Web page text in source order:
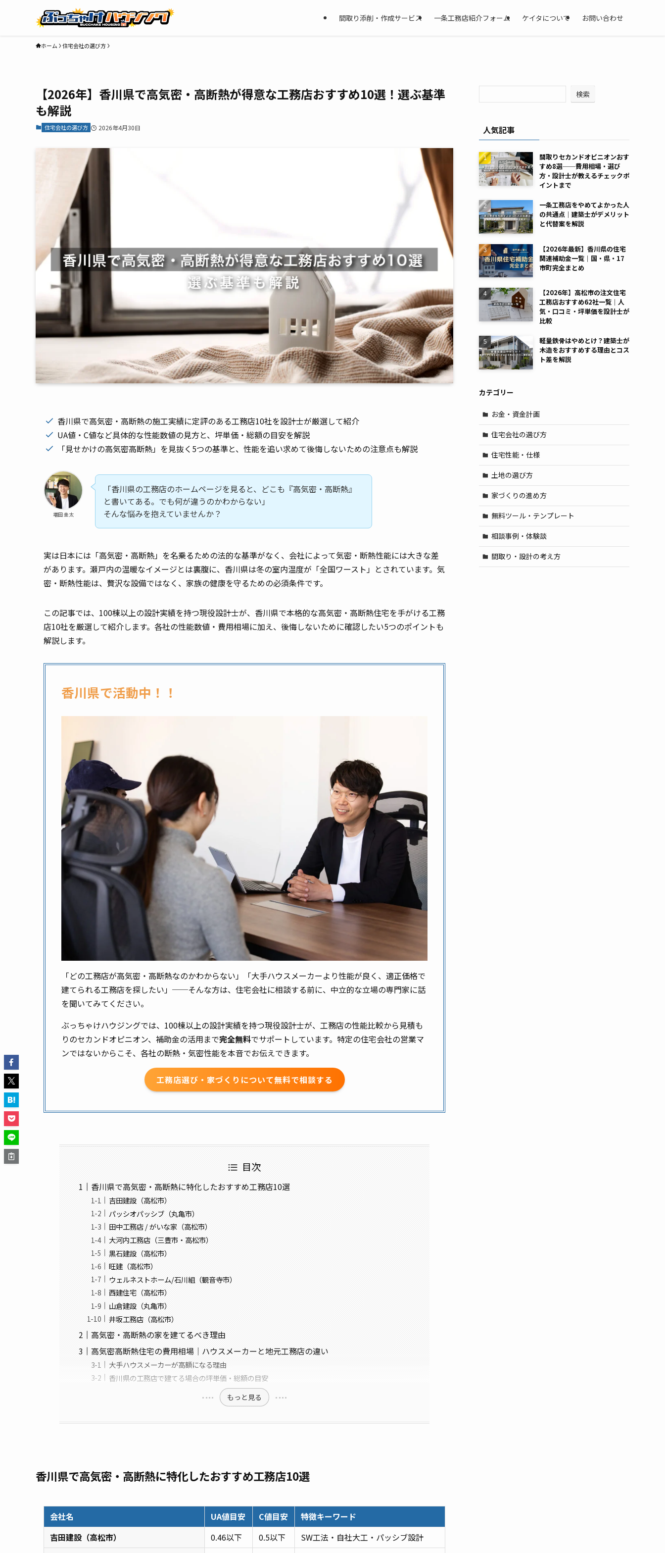
間取り添削・作成サービス 一条工務店紹介フォーム ケイタについて お問い合わせ
ホーム 住宅会社の選び方
【2026年】香川県で高気密・高断熱が得意な工務店おすすめ10選！選ぶ基準
も解説
住宅会社の選び方 2026年4月30日
香川県で高気密・高断熱の施工実績に定評のある工務店10社を設計士が厳選して紹介
UA値・C値など具体的な性能数値の見方と、坪単価・総額の目安を解説
「見せかけの高気密高断熱」を見抜く5つの基準と、性能を追い求めて後悔しないための注意点も解説
増田 圭太
「香川県の工務店のホームページを見ると、どこも『高気密・高断熱』
と書いてある。でも何が違うのかわからない」
そんな悩みを抱えていませんか？
実は日本には「高気密・高断熱」を名乗るための法的な基準がなく、会社によって気密・断熱性能には大きな差
があります。瀬戸内の温暖なイメージとは裏腹に、香川県は冬の室内温度が「全国ワースト」とされています。気
密・断熱性能は、贅沢な設備ではなく、家族の健康を守るための必須条件です。
この記事では、100棟以上の設計実績を持つ現役設計士が、香川県で本格的な高気密・高断熱住宅を手がける工務
店10社を厳選して紹介します。各社の性能数値・費用相場に加え、後悔しないために確認したい5つのポイントも
解説します。
香川県で活動中！！
「どの工務店が高気密・高断熱なのかわからない」「大手ハウスメーカーより性能が良く、適正価格で
建てられる工務店を探したい」──そんな方は、住宅会社に相談する前に、中立的な立場の専門家に話
を聞いてみてください。
ぶっちゃけハウジングでは、100棟以上の設計実績を持つ現役設計士が、工務店の性能比較から見積も
りのセカンドオピニオン、補助金の活用まで完全無料でサポートしています。特定の住宅会社の営業マ
ンではないからこそ、各社の断熱・気密性能を本音でお伝えできます。
工務店選び・家づくりについて無料で相談する
目次
香川県で高気密・高断熱に特化したおすすめ工務店10選
吉田建設（高松市）
パッシオパッシブ（丸亀市）
田中工務店 / がいな家（高松市）
大河内工務店（三豊市・高松市）
黒石建設（高松市）
旺建（高松市）
ウェルネストホーム/石川組（観音寺市）
西建住宅（高松市）
山倉建設（丸亀市）
井坂工務店（高松市）
高気密・高断熱の家を建てるべき理由
高気密高断熱住宅の費用相場｜ハウスメーカーと地元工務店の違い
大手ハウスメーカーが高額になる理由
香川県の工務店で建てる場合の坪単価・総額の目安
もっと見る
香川県で高気密・高断熱に特化したおすすめ工務店10選
会社名 UA値目安 C値目安
特徴キーワード
吉田建設（高松市）
0.46以下 0.5以下
SW工法・自社大工・パッシブ設計
検索
人気記事
間取りセカンドオピニオンおす
すめ8選──費用相場・選び
方・設計士が教えるチェックポ
イントまで
一条工務店をやめてよかった人
の共通点｜建築士がデメリット
と代替案を解説
【2026年最新】香川県の住宅
関連補助金一覧｜国・県・17
市町完全まとめ
【2026年】高松市の注文住宅
工務店おすすめ62社一覧｜人
気・口コミ・坪単価を設計士が
比較
軽量鉄骨はやめとけ？建築士が
木造をおすすめする理由とコス
ト差を解説
カテゴリー
お金・資金計画
住宅会社の選び方
住宅性能・仕様
土地の選び方
家づくりの進め方
無料ツール・テンプレート
相談事例・体験談
間取り・設計の考え方